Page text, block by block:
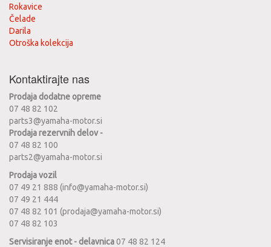
Rokavice
Čelade
Darila
Otroška kolekcija
Kontaktirajte nas
Prodaja dodatne opreme
07 48 82 102
parts3@yamaha-motor.si
Prodaja rezervnih delov -
07 48 82 100
parts2@yamaha-motor.si
Prodaja vozil
07 49 21 888 (info@yamaha-motor.si)
07 49 21 444
07 48 82 101 (prodaja@yamaha-motor.si)
07 48 82 103
Servisiranje enot - delavnica07 48 82 124